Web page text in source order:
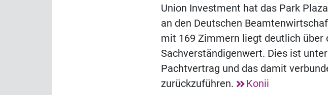
Union Investment hat das Park
an den Deutschen
mit 169 Zimmern liegt deutlich
Sachverständigenwert. Dies ist
Pachtvertrag und das damit
zurückzuführen.
Konii